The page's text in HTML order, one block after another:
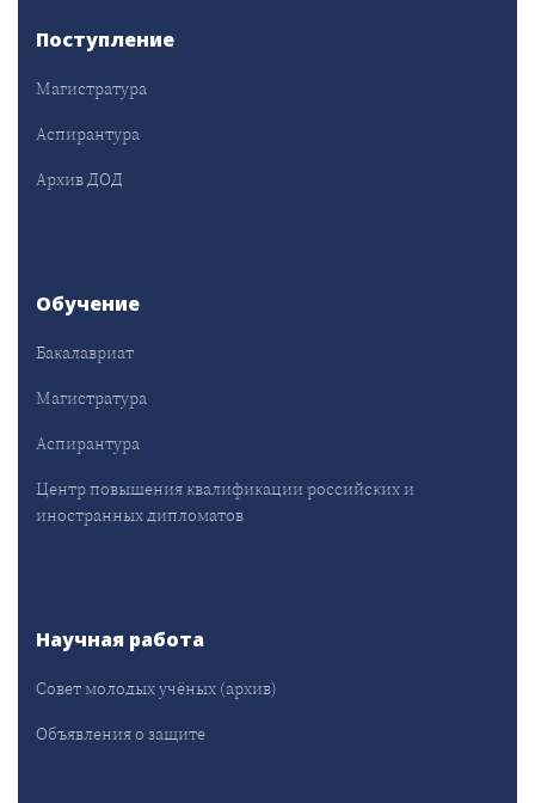
Поступление
Магистратура
Аспирантура
Архив ДОД
Обучение
Бакалавриат
Магистратура
Аспирантура
Центр повышения квалификации российских и
иностранных дипломатов
Научная работа
Совет молодых учёных (архив)
Объявления о защите